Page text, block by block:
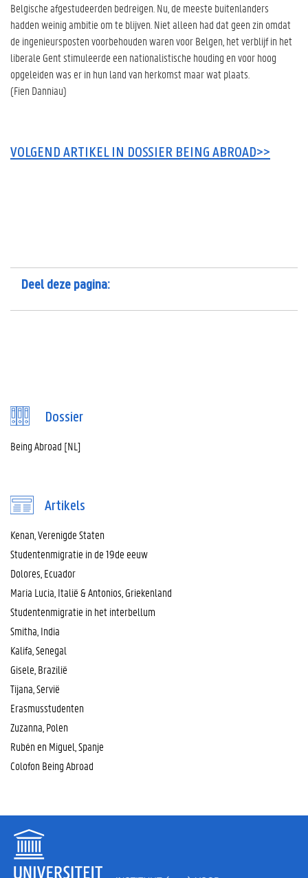
Belgische afgestudeerden bedreigen. Nu, de meeste buitenlanders
hadden weinig ambitie om te blijven. Niet alleen had dat geen zin omdat
de ingenieursposten voorbehouden waren voor Belgen, het verblijf in het
liberale Gent stimuleerde een nationalistische houding en voor hoog
opgeleiden was er in hun land van herkomst maar wat plaats.
(Fien Danniau)
VOLGEND ARTIKEL IN DOSSIER BEING ABROAD>>
Deel deze pagina:
Dossier
Being Abroad [NL]
Artikels
Kenan, Verenigde Staten
Studentenmigratie in de 19de eeuw
Dolores, Ecuador
Maria Lucia, Italië & Antonios, Griekenland
Studentenmigratie in het interbellum
Smitha, India
Kalifa, Senegal
Gisele, Brazilië
Tijana, Servië
Erasmusstudenten
Zuzanna, Polen
Rubén en Miguel, Spanje
Colofon Being Abroad